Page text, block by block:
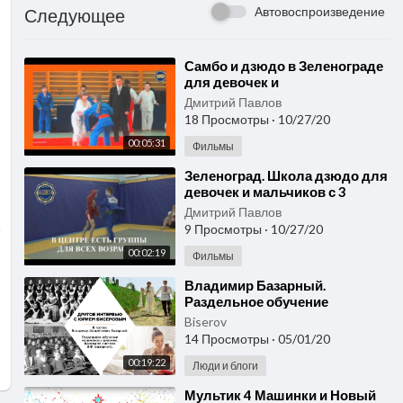
Следующее Автовоспроизведение
00:05:31
⁣Самбо и дзюдо в Зеленограде
для девочек и
мальчиков.2015kallista.com
Дмитрий Павлов
18 Просмотры · 10/27/20
Фильмы
00:02:19
⁣Зеленоград. Школа дзюдо для
девочек и мальчиков с 3
лет.205kallista.com
Дмитрий Павлов
9 Просмотры · 10/27/20
Фильмы
00:19:22
⁣Владимир Базарный.
Раздельное обучение
мальчиков и девочек. Школы
по системе В.Ф. Базарного
Biserov
14 Просмотры · 05/01/20
Люди и блоги
⁣Мультик 4 Машинки и Новый